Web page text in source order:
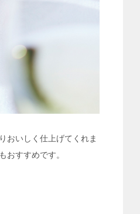
おいしく仕上げてくれま
おすすめです。